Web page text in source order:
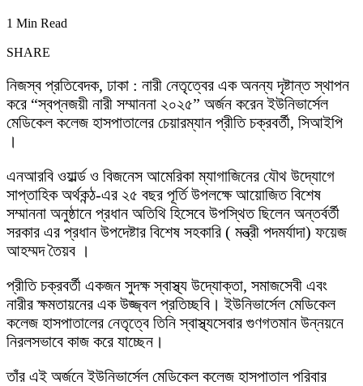
1 Min Read
SHARE
নিজস্ব প্রতিবেদক, ঢাকা : নারী নেতৃত্বের এক অনন্য দৃষ্টান্ত স্থাপন
করে “স্বপ্নজয়ী নারী সম্মাননা ২০২৫” অর্জন করেন ইউনিভার্সেল
মেডিকেল কলেজ হাসপাতালের চেয়ারম্যান প্রীতি চক্রবর্তী, সিআইপি
।
এনআরবি ওয়ার্ল্ড ও বিজনেস আমেরিকা ম্যাগাজিনের যৌথ উদ্যোগে
সাপ্তাহিক অর্থকন্ঠ-এর ২৫ বছর পূর্তি উপলক্ষে আয়োজিত বিশেষ
সম্মাননা অনুষ্ঠানে প্রধান অতিথি হিসেবে উপস্থিত ছিলেন অন্তর্বর্তী
সরকার এর প্রধান উপদেষ্টার বিশেষ সহকারি ( মন্ত্রী পদমর্যাদা) ফয়েজ
আহম্মদ তৈয়ব ।
প্রীতি চক্রবর্তী একজন সুদক্ষ স্বাস্থ্য উদ্যোক্তা, সমাজসেবী এবং
নারীর ক্ষমতায়নের এক উজ্জ্বল প্রতিচ্ছবি। ইউনিভার্সেল মেডিকেল
কলেজ হাসপাতালের নেতৃত্বে তিনি স্বাস্থ্যসেবার গুণগতমান উন্নয়নে
নিরলসভাবে কাজ করে যাচ্ছেন।
তাঁর এই অর্জনে ইউনিভার্সেল মেডিকেল কলেজ হাসপাতাল পরিবার